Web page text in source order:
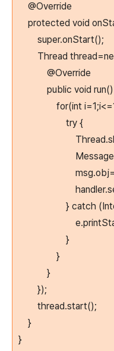
@Override
protected void
super.onStart();
Thread
@Override
public void run()
for(int
try {
Message msg
} catch
}
}
}
});
thread.start();
}
}